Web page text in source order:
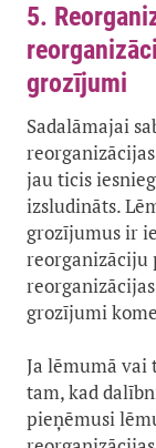
5.
grozījumi
Sadalāmajai
jau ticis
izsludināts.
grozījumus ir
reorganizāciju
grozījumi
Ja lēmumā vai
tam, kad
pieņēmusi